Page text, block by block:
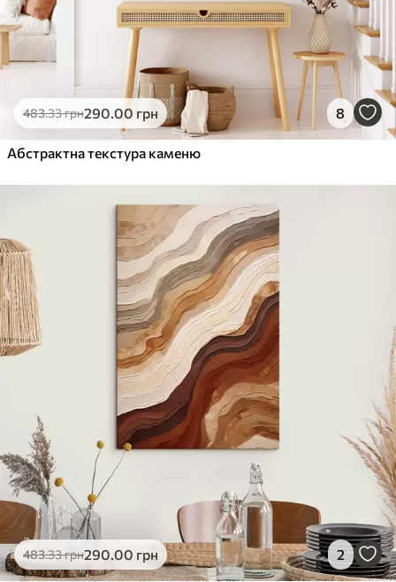
483.33грн290.00 грн 8
Абстрактна текстура каменю
483.33грн290.00 грн 2